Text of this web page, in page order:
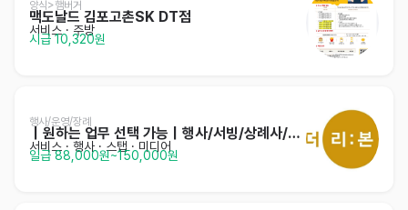
양식>햄버거
맥도날드 김포고촌SK DT점
서비스 · 주방
시급 10,320원
행사/운영/장례
｜원하는 업무 선택 가능｜행사/서빙/상례사/운영
서비스 · 행사 · 스탭 · 미디어
일급 88,000원~150,000원